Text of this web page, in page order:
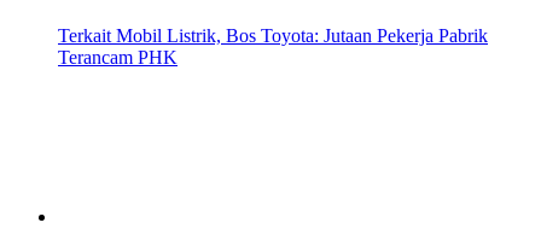
Terkait Mobil Listrik, Bos Toyota: Jutaan Pekerja Pabrik
Terancam PHK